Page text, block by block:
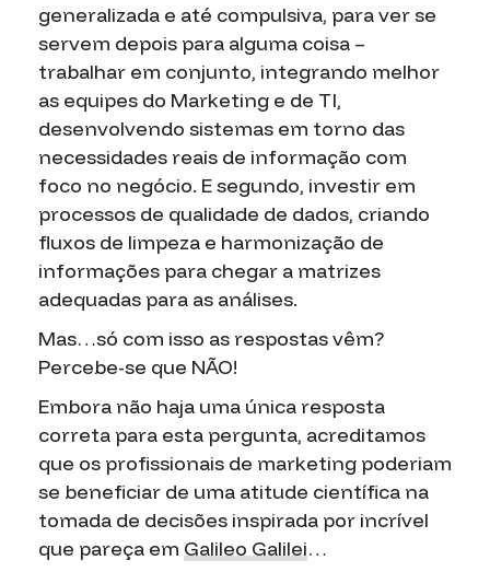
generalizada e até compulsiva, para ver se
servem depois para alguma coisa –
trabalhar em conjunto, integrando melhor
as equipes do Marketing e de TI,
desenvolvendo sistemas em torno das
necessidades reais de informação com
foco no negócio. E segundo, investir em
processos de qualidade de dados, criando
fluxos de limpeza e harmonização de
informações para chegar a matrizes
adequadas para as análises.
Mas…só com isso as respostas vêm?
Percebe-se que NÃO!
Embora não haja uma única resposta
correta para esta pergunta, acreditamos
que os profissionais de marketing poderiam
se beneficiar de uma atitude científica na
tomada de decisões inspirada por incrível
que pareça em Galileo Galilei…